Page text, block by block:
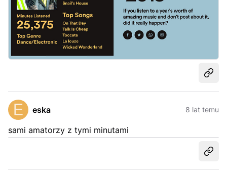
eska 8 lat temu
sami amatorzy z tymi minutami